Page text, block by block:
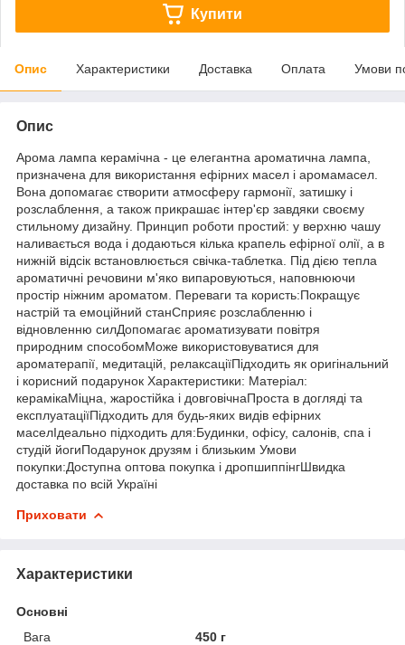
Купити
Опис Характеристики Доставка Оплата Умови
Опис
Арома лампа керамічна - це елегантна ароматична лампа,
призначена для використання ефірних масел і аромамасел.
Вона допомагає створити атмосферу гармонії, затишку і
розслаблення, а також прикрашає інтер'єр завдяки своєму
стильному дизайну. Принцип роботи простий: у верхню чашу
наливається вода і додаються кілька крапель ефірної олії, а в
нижній відсік встановлюється свічка-таблетка. Під дією тепла
ароматичні речовини м'яко випаровуються, наповнюючи
простір ніжним ароматом. Переваги та користь:Покращує
настрій та емоційний станСприяє розслабленню і
відновленню силДопомагає ароматизувати повітря
природним способомМоже використовуватися для
ароматерапії, медитацій, релаксаціїПідходить як оригінальний
і корисний подарунок Характеристики: Матеріал:
керамікаМіцна, жаростійка і довговічнаПроста в догляді та
експлуатаціїПідходить для будь-яких видів ефірних
маселІдеально підходить для:Будинки, офісу, салонів, спа і
студій йогиПодарунок друзям і близьким Умови
покупки:Доступна оптова покупка і дропшиппінгШвидка
доставка по всій Україні
Приховати
Характеристики
Основні
Вага
450 г